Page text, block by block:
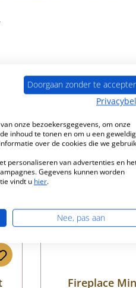
Fireplace
Doorgaan zonder te
onze bezoekersgegevens, om onze
inhoud te tonen en om u een
over de cookies die we
personaliseren van advertenties en
Gegevens kunnen worden
vindt u hier.
Nee, pas aan